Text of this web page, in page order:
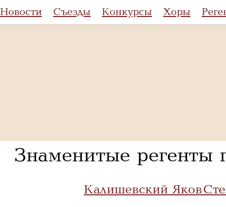
Новости Съезды Конкурсы Хоры
Знаменитые регенты
Калишевский Яков